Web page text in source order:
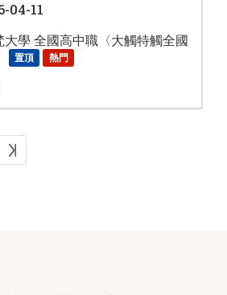
04-11
學 全國高中職〈大觸特觸全國
置頂 熱門
頁最後頁